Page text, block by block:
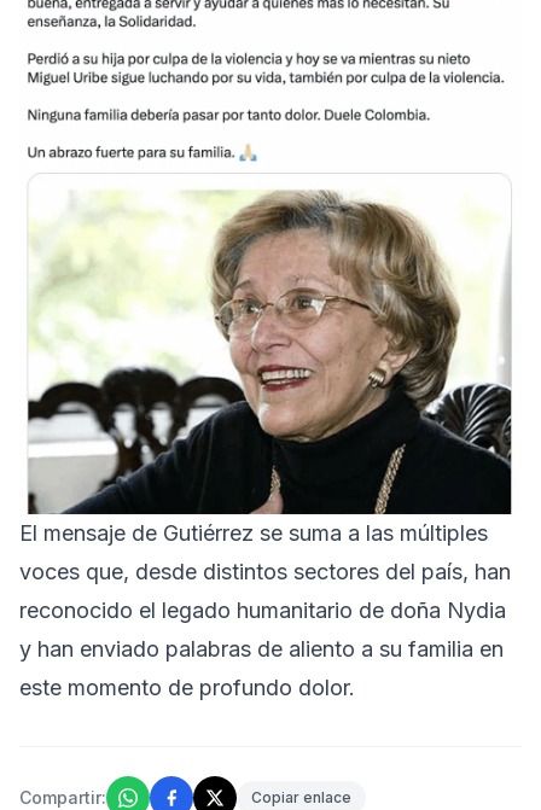
El mensaje de Gutiérrez se suma a las múltiples
voces que, desde distintos sectores del país, han
reconocido el legado humanitario de doña Nydia
y han enviado palabras de aliento a su familia en
este momento de profundo dolor.
Compartir: Copiar enlace